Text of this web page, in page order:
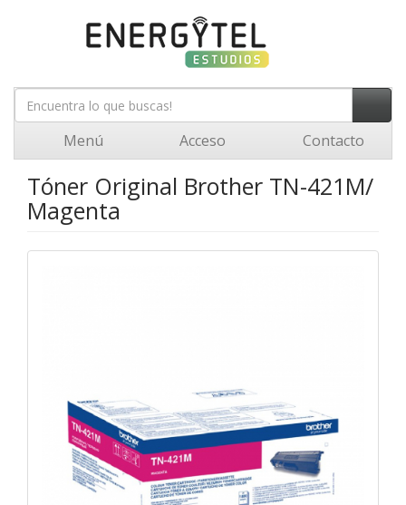
Menú Acceso Contacto
Tóner Original Brother TN-421M/
Magenta